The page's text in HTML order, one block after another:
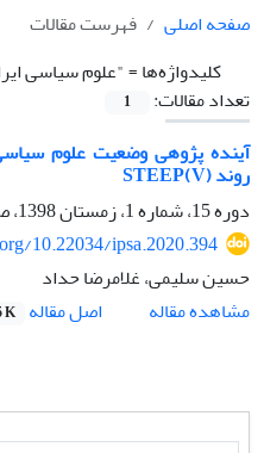
صفحه اصلی
فهرست مقالات
کلیدواژه‌ها ="علوم سیاسی
تعداد مقالات:
1
آینده پژوهی وضعیت علوم
روند STEEP(V)
دوره 15، شماره 1، زمستان 1398، صفحه
10.22034/ipsa.2020.394
حسین سلیمی، غلامرضا حداد
مشاهده مقاله
اصل مقاله K